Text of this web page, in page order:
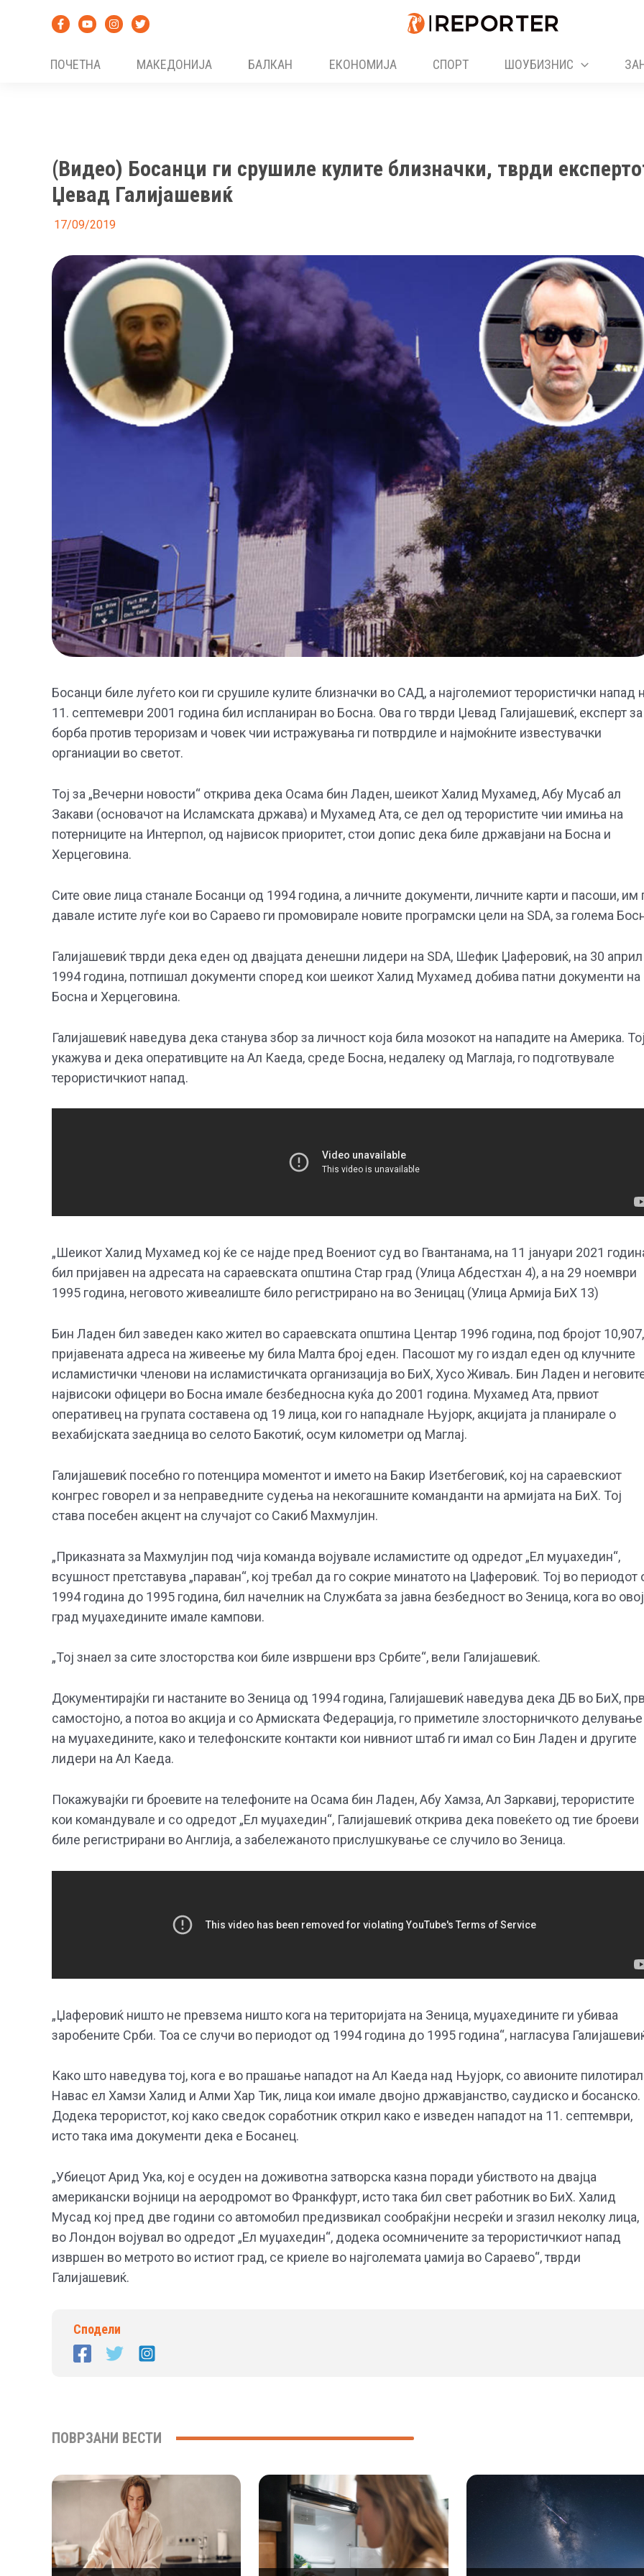
ПОЧЕТНА
МАКЕДОНИЈА БАЛКАН ЕКОНОМИЈА СПОРТ ШОУБИЗНИС
(Видео) Босанци ги срушиле кулите близначки, тврди
Џевад Галијашевиќ
17/09/2019
Босанци биле луѓето кои ги срушиле кулите близначки во САД, а најголемиот терористички напад
11. септемеври 2001 година бил испланиран во Босна. Ова го тврди Џевад Галијашевиќ, експерт за
борба против тероризам и човек чии истражувања ги потврдиле и најмоќните известувачки
органиации во светот.
Тој за „Вечерни новости“ открива дека Осама бин Ладен, шеикот Халид Мухамед, Абу Мусаб ал
Закави (основачот на Исламската држава) и Мухамед Ата, се дел од терористите чии имиња на
потерниците на Интерпол, од највисок приоритет, стои допис дека биле државјани на Босна и
Херцеговина.
Сите овие лица станале Босанци од 1994 година, а личните документи, личните карти и пасоши, им
давале истите луѓе кои во Сараево ги промовирале новите програмски цели на SDA, за голема
Галијашевиќ тврди дека еден од двајцата денешни лидери на SDA, Шефик Џаферовиќ, на 30 април
1994 година, потпишал документи според кои шеикот Халид Мухамед добива патни документи на
Босна и Херцеговина.
Галијашевиќ наведува дека станува збор за личност која била мозокот на нападите на Америка.
укажува и дека оперативците на Ал Каеда, среде Босна, недалеку од Маглаја, го подготвувале
терористичкиот напад.
„Шеикот Халид Мухамед кој ќе се најде пред Воениот суд во Гвантанама, на 11 јануари 2021
бил пријавен на адресата на сараевската општина Стар град (Улица Абдестхан 4), а на 29 ноември
1995 година, неговото живеалиште било регистрирано на во Зеницац (Улица Армија БиХ 13)
Бин Ладен бил заведен како жител во сараевската општина Центар 1996 година, под бројот
пријавената адреса на живеење му била Малта број еден. Пасошот му го издал еден од клучните
исламистички членови на исламистичката организација во БиХ, Хусо Живаљ. Бин Ладен и
највисоки офицери во Босна имале безбедносна куќа до 2001 година. Мухамед Ата, првиот
оперативец на групата составена од 19 лица, кои го нападнале Њујорк, акцијата ја планирале о
вехабијската заедница во селото Бакотиќ, осум километри од Маглај.
Галијашевиќ посебно го потенцира моментот и името на Бакир Изетбеговиќ, кој на сараевскиот
конгрес говорел и за неправедните судења на некогашните команданти на армијата на БиХ. Тој
става посебен акцент на случајот со Сакиб Махмулјин.
„Приказната за Махмулјин под чија команда војувале исламистите од одредот „Ел муџахедин“,
всушност претставува „параван“, кој требал да го сокрие минатото на Џаферовиќ. Тој во периодот
1994 година до 1995 година, бил начелник на Службата за јавна безбедност во Зеница, кога во овој
град муџахедините имале кампови.
„Тој знаел за сите злосторства кои биле извршени врз Србите“, вели Галијашевиќ.
Документирајќи ги настаните во Зеница од 1994 година, Галијашевиќ наведува дека ДБ во БиХ,
самостојно, а потоа во акција и со Армиската Федерација, го приметиле злосторничкото делување
на муџахедините, како и телефонските контакти кои нивниот штаб ги имал со Бин Ладен и другите
лидери на Ал Каеда.
Покажувајќи ги броевите на телефоните на Осама бин Ладен, Абу Хамза, Ал Заркавиј, терористите
кои командувале и со одредот „Ел муџахедин“, Галијашевиќ открива дека повеќето од тие броеви
биле регистрирани во Англија, а забележаното прислушкување се случило во Зеница.
„Џаферовиќ ништо не превзема ништо кога на територијата на Зеница, муџахедините ги убиваа
заробените Срби. Тоа се случи во периодот од 1994 година до 1995 година“, нагласува
Како што наведува тој, кога е во прашање нападот на Ал Каеда над Њујорк, со авионите
Навас ел Хамзи Халид и Алми Хар Тик, лица кои имале двојно државјанство, саудиско и босанско.
Додека терористот, кој како сведок соработник открил како е изведен нападот на 11. септември,
исто така има документи дека е Босанец.
„Убиецот Арид Ука, кој е осуден на доживотна затворска казна поради убиството на двајца
американски војници на аеродромот во Франкфурт, исто така бил свет работник во БиХ. Халид
Мусад кој пред две години со автомобил предизвикал сообраќјни несреќи и згазил неколку лица,
во Лондон војувал во одредот „Ел муџахедин“, додека осомничените за терористичкиот напад
извршен во метрото во истиот град, се криеле во најголемата џамија во Сараево“, тврди
Галијашевиќ.
Сподели
ПОВРЗАНИ ВЕСТИ